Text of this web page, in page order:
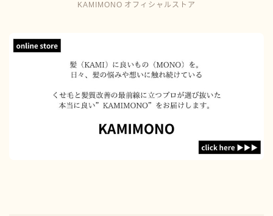
KAMIMONO オフィシャルストア